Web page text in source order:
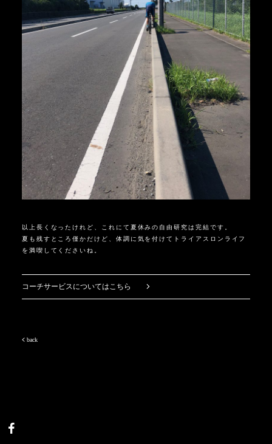
以上長くなったけれど、これにて夏休みの自由研究は完結です。
夏も残すところ僅かだけど、体調に気を付けてトライアスロンライフ
を満喫してくださいね。
コーチサービスについてはこちら
back